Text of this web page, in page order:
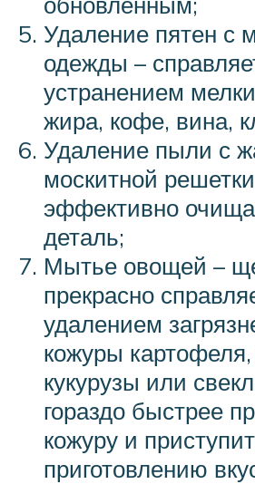
Удаление пятен с
одежды –
устранением
жира, кофе, вина,
Удаление пыли с
москитной
эффективно
деталь;
Мытье овощей –
прекрасно
удалением
кожуры
кукурузы или
гораздо быстрее
кожуру и
приготовлению